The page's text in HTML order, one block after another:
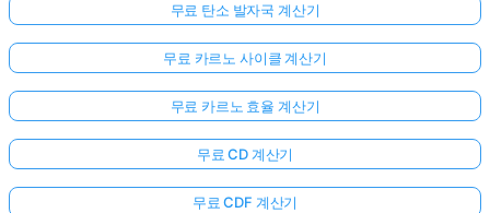
무료 탄소 발자국 계산기
무료 카르노 사이클 계산기
무료 카르노 효율 계산기
무료 CD 계산기
무료 CDF 계산기